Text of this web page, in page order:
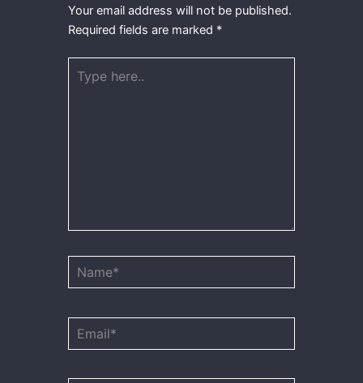
Your email address will not be published.
Required fields are marked *
here..